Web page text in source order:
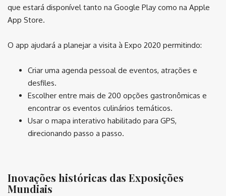
que estará disponível tanto na Google Play como na Apple
App Store.
O app ajudará a planejar a visita à Expo 2020 permitindo:
Criar uma agenda pessoal de eventos, atrações e
desfiles.
Escolher entre mais de 200 opções gastronômicas e
encontrar os eventos culinários temáticos.
Usar o mapa interativo habilitado para GPS,
direcionando passo a passo.
Inovações históricas das Exposições
Mundiais